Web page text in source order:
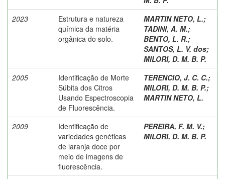
2023
Estrutura e natureza
química da matéria
orgânica do solo.
MARTIN NETO, L.;
TADINI, A. M.;
BENTO, L. R.;
SANTOS, L. V. dos;
MILORI, D. M. B. P.
2005
Identificação de Morte
Súbita dos Citros
Usando Espectroscopia
de Fluorescência.
TERENCIO, J. C. C.;
MILORI, D. M. B. P.;
MARTIN NETO, L.
2009
Identificação de
variedades genéticas
de laranja doce por
meio de imagens de
fluorescência.
PEREIRA, F. M. V.;
MILORI, D. M. B. P.